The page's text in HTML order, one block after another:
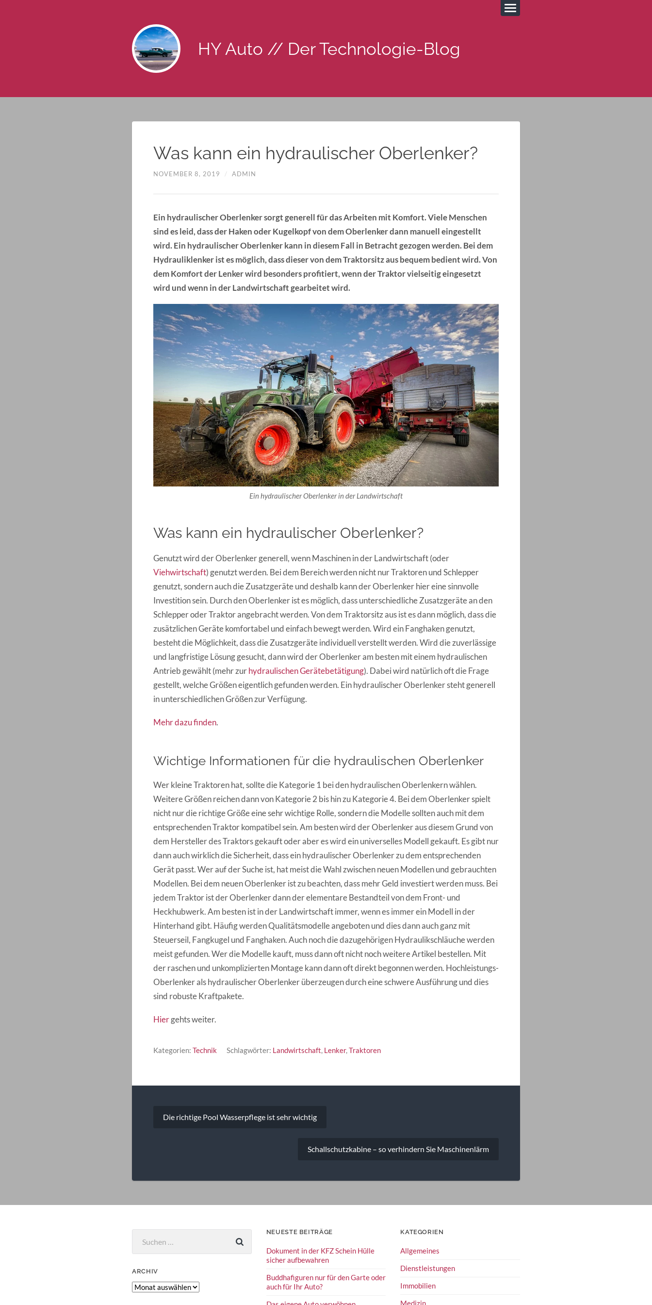
HY Auto // Der Technologie-Blog
Was kann ein hydraulischer Oberlenker?
NOVEMBER 8, 2019 / ADMIN
Ein hydraulischer Oberlenker sorgt generell für das Arbeiten mit Komfort. Viele Menschen
sind es leid, dass der Haken oder Kugelkopf von dem Oberlenker dann manuell eingestellt
wird. Ein hydraulischer Oberlenker kann in diesem Fall in Betracht gezogen werden. Bei dem
Hydrauliklenker ist es möglich, dass dieser von dem Traktorsitz aus bequem bedient wird. Von
dem Komfort der Lenker wird besonders profitiert, wenn der Traktor vielseitig eingesetzt
wird und wenn in der Landwirtschaft gearbeitet wird.
Ein hydraulischer Oberlenker in der Landwirtschaft
Was kann ein hydraulischer Oberlenker?
Genutzt wird der Oberlenker generell, wenn Maschinen in der Landwirtschaft (oder
Viehwirtschaft) genutzt werden. Bei dem Bereich werden nicht nur Traktoren und Schlepper
genutzt, sondern auch die Zusatzgeräte und deshalb kann der Oberlenker hier eine sinnvolle
Investition sein. Durch den Oberlenker ist es möglich, dass unterschiedliche Zusatzgeräte an den
Schlepper oder Traktor angebracht werden. Von dem Traktorsitz aus ist es dann möglich, dass die
zusätzlichen Geräte komfortabel und einfach bewegt werden. Wird ein Fanghaken genutzt,
besteht die Möglichkeit, dass die Zusatzgeräte individuell verstellt werden. Wird die zuverlässige
und langfristige Lösung gesucht, dann wird der Oberlenker am besten mit einem hydraulischen
Antrieb gewählt (mehr zurhydraulischen Gerätebetätigung). Dabei wird natürlich oft die Frage
gestellt, welche Größen eigentlich gefunden werden. Ein hydraulischer Oberlenker steht generell
in unterschiedlichen Größen zur Verfügung.
Mehr dazu finden.
Wichtige Informationen für die hydraulischen Oberlenker
Wer kleine Traktoren hat, sollte die Kategorie 1 bei den hydraulischen Oberlenkern wählen.
Weitere Größen reichen dann von Kategorie 2 bis hin zu Kategorie 4. Bei dem Oberlenker spielt
nicht nur die richtige Größe eine sehr wichtige Rolle, sondern die Modelle sollten auch mit dem
entsprechenden Traktor kompatibel sein. Am besten wird der Oberlenker aus diesem Grund von
dem Hersteller des Traktors gekauft oder aber es wird ein universelles Modell gekauft. Es gibt nur
dann auch wirklich die Sicherheit, dass ein hydraulischer Oberlenker zu dem entsprechenden
Gerät passt. Wer auf der Suche ist, hat meist die Wahl zwischen neuen Modellen und gebrauchten
Modellen. Bei dem neuen Oberlenker ist zu beachten, dass mehr Geld investiert werden muss. Bei
jedem Traktor ist der Oberlenker dann der elementare Bestandteil von dem Front- und
Heckhubwerk. Am besten ist in der Landwirtschaft immer, wenn es immer ein Modell in der
Hinterhand gibt. Häufig werden Qualitätsmodelle angeboten und dies dann auch ganz mit
Steuerseil, Fangkugel und Fanghaken. Auch noch die dazugehörigen Hydraulikschläuche werden
meist gefunden. Wer die Modelle kauft, muss dann oft nicht noch weitere Artikel bestellen. Mit
der raschen und unkomplizierten Montage kann dann oft direkt begonnen werden. Hochleistungs-
Oberlenker als hydraulischer Oberlenker überzeugen durch eine schwere Ausführung und dies
sind robuste Kraftpakete.
Hiergehts weiter.
Kategorien: Technik Schlagwörter: Landwirtschaft, Lenker,Traktoren
Die richtige Pool Wasserpflege ist sehr wichtig
Schallschutzkabine – so verhindern Sie Maschinenlärm
nach:
ARCHIV
Archiv
NEUESTE BEITRÄGE
Dokument in der KFZ Schein Hülle
sicher aufbewahren
Buddhafiguren nur für den Garte oder
auch für Ihr Auto?
KATEGORIEN
Allgemeines
Dienstleistungen
Immobilien
Medizin